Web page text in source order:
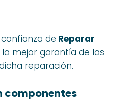
de Reparar
mejor garantía de las
reparación.
componentes